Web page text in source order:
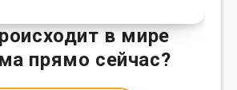
в мире
прямо сейчас?